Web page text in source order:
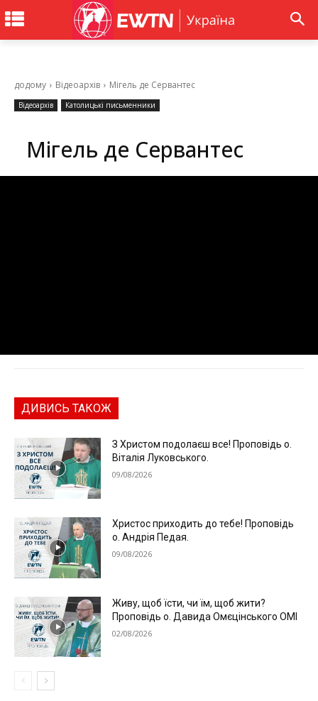
додому Відеоархів Мігель де Сервантес
Відеоархів Католицькі письменники
Мігель де Сервантес
ДИВИСЬ ТАКОЖ
З Христом подолаєш все! Проповідь о.
Віталія Луковського.
09/08/2026
Христос приходить до тебе! Проповідь
о. Андрія Педая.
09/08/2026
Живу, щоб їсти, чи їм, щоб жити?
Проповідь о. Давида Омєцінського ОМІ
02/08/2026